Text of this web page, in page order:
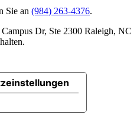
Sie an (984) 263-4376.
Dr, Ste 2300 Raleigh, NC